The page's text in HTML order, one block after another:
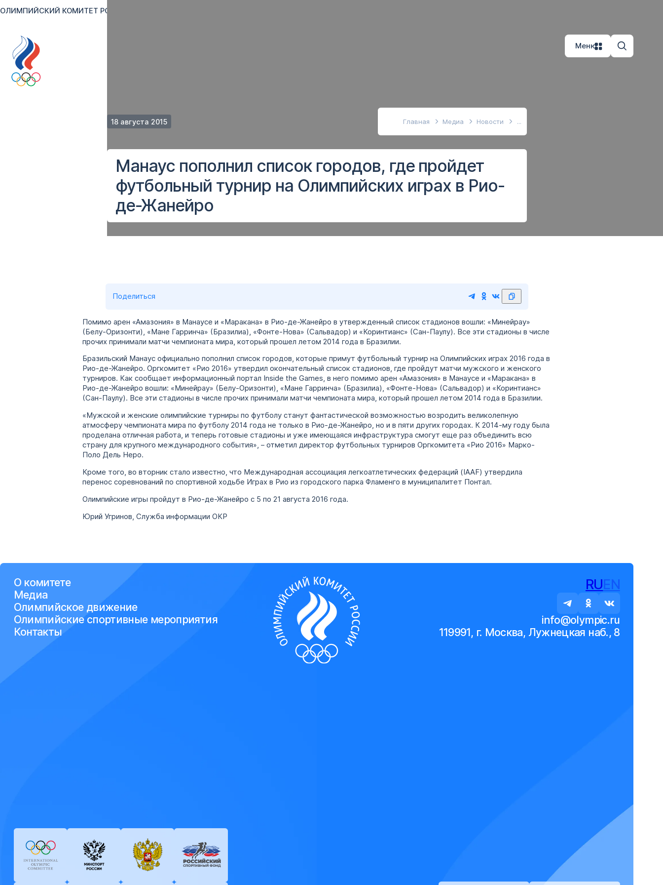
ОЛИМПИЙСКИЙ КОМИТЕТ РОССИИ
Меню
18 августа 2015 Главная Медиа Новости
Манаус пополнил список городов, где пройдет
футбольный турнир на Олимпийских играх в Рио-
де-Жанейро
Поделиться
Помимо арен «Амазония» в Манаусе и «Маракана» в Рио-де-Жанейро в утвержденный список стадионов вошли: «Минейрау»
(Белу-Оризонти), «Мане Гарринча» (Бразилиа), «Фонте-Нова» (Сальвадор) и «Коринтианс» (Сан-Паулу). Все эти стадионы в числе
прочих принимали матчи чемпионата мира, который прошел летом 2014 года в Бразилии.
Бразильский Манаус официально пополнил список городов, которые примут футбольный турнир на Олимпийских играх 2016 года в
Рио-де-Жанейро. Оргкомитет «Рио 2016» утвердил окончательный список стадионов, где пройдут матчи мужского и женского
турниров. Как сообщает информационный портал Inside the Games, в него помимо арен «Амазония» в Манаусе и «Маракана» в
Рио-де-Жанейро вошли: «Минейрау» (Белу-Оризонти), «Мане Гарринча» (Бразилиа), «Фонте-Нова» (Сальвадор) и «Коринтианс»
(Сан-Паулу). Все эти стадионы в числе прочих принимали матчи чемпионата мира, который прошел летом 2014 года в Бразилии.
«Мужской и женские олимпийские турниры по футболу станут фантастической возможностью возродить великолепную
атмосферу чемпионата мира по футболу 2014 года не только в Рио-де-Жанейро, но и в пяти других городах. К 2014-му году была
проделана отличная работа, и теперь готовые стадионы и уже имеющаяся инфраструктура смогут еще раз объединить всю
страну для крупного международного события», – отметил директор футбольных турниров Оргкомитета «Рио 2016» Марко-
Поло Дель Неро.
Кроме того, во вторник стало известно, что Международная ассоциация легкоатлетических федераций (IAAF) утвердила
перенос соревнований по спортивной ходьбе Играх в Рио из городского парка Фламенго в муниципалитет Понтал.
Олимпийские игры пройдут в Рио-де-Жанейро с 5 по 21 августа 2016 года.
Юрий Угринов, Служба информации ОКР
О комитете
Медиа
Олимпийское движение
Олимпийские спортивные мероприятия
Контакты
RUEN
info@olympic.ru
119991, г. Москва, Лужнецкая наб., 8